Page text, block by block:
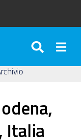
Italia